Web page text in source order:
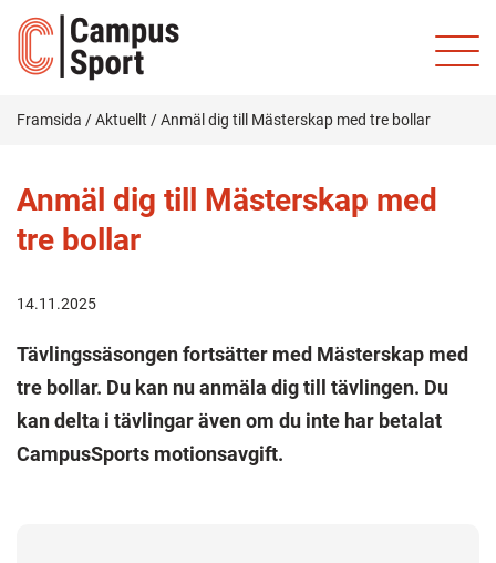
Framsida /Aktuellt /Anmäl dig till Mästerskap med tre bollar
Anmäl dig till Mästerskap med
tre bollar
14.11.2025
Tävlingssäsongen fortsätter med Mästerskap med
tre bollar. Du kan nu anmäla dig till tävlingen. Du
kan delta i tävlingar även om du inte har betalat
CampusSports motionsavgift.